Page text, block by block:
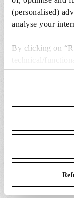
(personalised)
analyse your
By clicking on
technical/
clicking on
cookies. By
save your
To know more
€
PIÈCES DE